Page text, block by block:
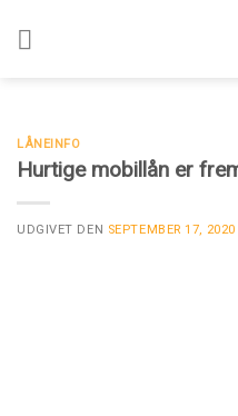
LÅNEINFO
Hurtige mobillån er
UDGIVET DEN SEPTEMBER 17, 2020